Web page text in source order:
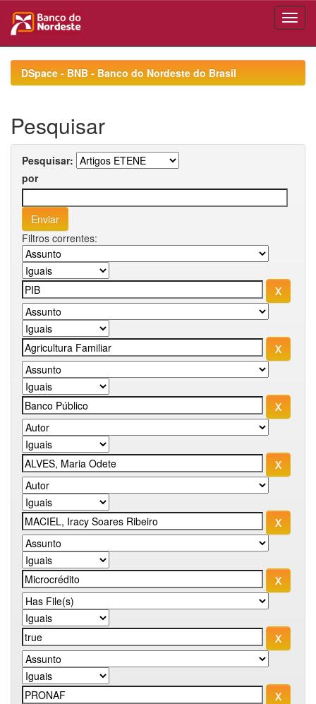
navigationDSpace - BNB - Banco do Nordeste do Brasil
Pesquisar
Pesquisar:
por
Filtros correntes: